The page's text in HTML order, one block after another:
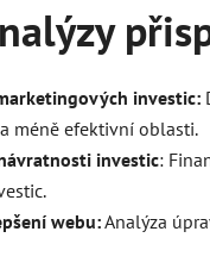
investic:
méně efektivní oblasti.
investic:
webu:Analýza